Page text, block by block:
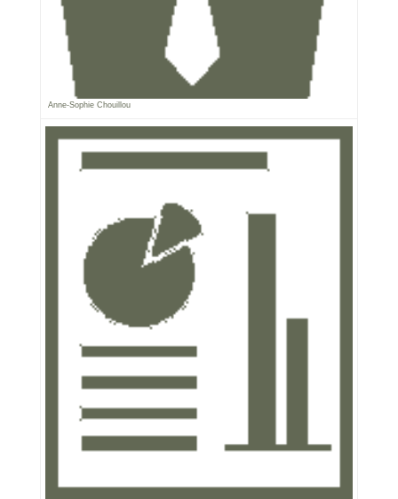
Anne-Sophie Chouillou